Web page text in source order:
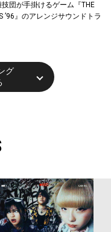
団が手掛けるゲーム『THE
’96』のアレンジサウンドトラ
グ